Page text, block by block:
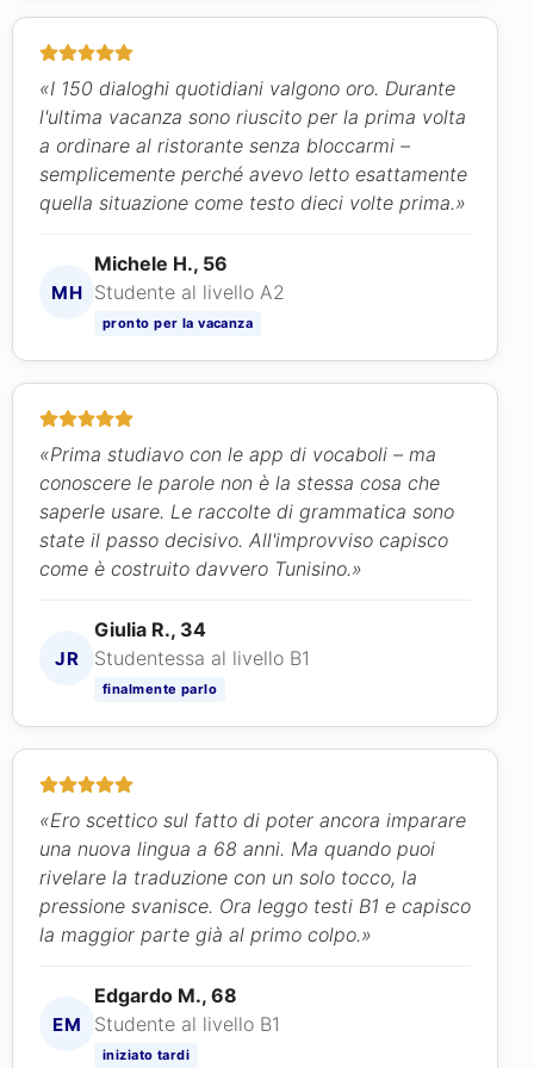
«I 150 dialoghi quotidiani valgono oro. Durante
l'ultima vacanza sono riuscito per la prima volta
a ordinare al ristorante senza bloccarmi –
semplicemente perché avevo letto esattamente
quella situazione come testo dieci volte prima.»
MH
Michele H., 56
Studente al livello A2
pronto per la vacanza
«Prima studiavo con le app di vocaboli – ma
conoscere le parole non è la stessa cosa che
saperle usare. Le raccolte di grammatica sono
state il passo decisivo. All'improvviso capisco
come è costruito davvero Tunisino.»
JR
Giulia R., 34
Studentessa al livello B1
finalmente parlo
«Ero scettico sul fatto di poter ancora imparare
una nuova lingua a 68 anni. Ma quando puoi
rivelare la traduzione con un solo tocco, la
pressione svanisce. Ora leggo testi B1 e capisco
la maggior parte già al primo colpo.»
EM
Edgardo M., 68
Studente al livello B1
iniziato tardi